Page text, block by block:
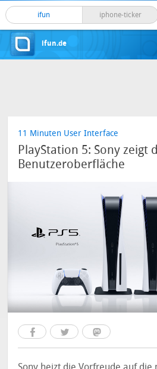
ifun iphone-ticker
ifun.de
11 Minuten User Interface
PlayStation 5: Sony zeigt
Benutzeroberfläche